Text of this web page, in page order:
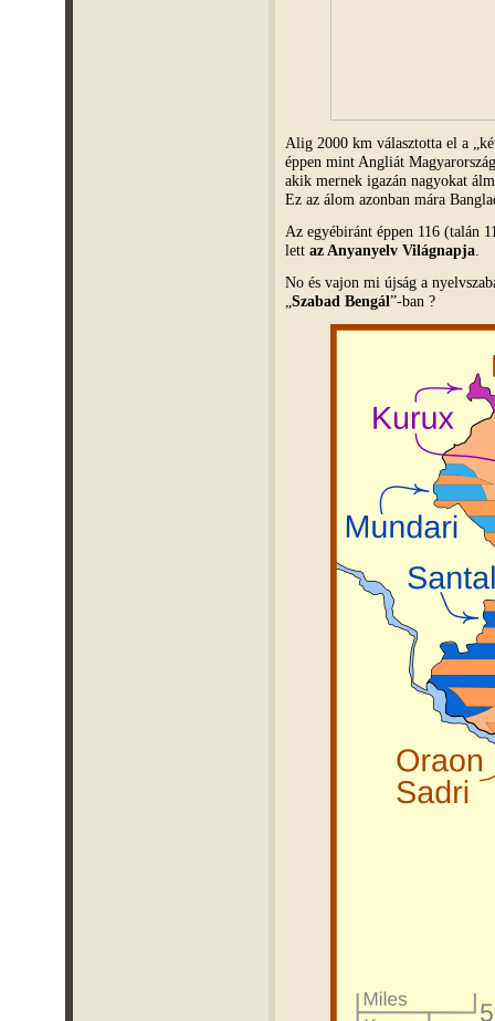
Alig 2000 km választotta el a
éppen mint Angliát
akik mernek igazán nagyokat
Ez az álom azonban mára
Az egyébiránt éppen 116 (talán
lettaz Anyanyelv Világnapja
No és vajon mi újság a
„Szabad Bengál”-ban ?